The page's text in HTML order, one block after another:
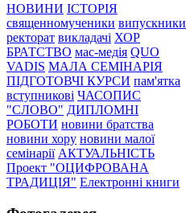
НОВИНИ ІСТОРІЯ
священномученики випускники
ректорат викладачі ХОР
БРАТСТВО мас-медія QUO
VADIS МАЛА СЕМІНАРІЯ
ПІДГОТОВЧІ КУРСИ пам'ятка
вступникові ЧАСОПИС
"СЛОВО" ДИПЛОМНІ
РОБОТИ новини братства
новини хору новини малої
семінарії АКТУАЛЬНІСТЬ
Проект "ОЦИФРОВАНА
ТРАДИЦІЯ" Електронні книги